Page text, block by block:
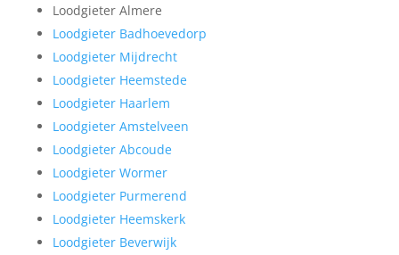
Loodgieter Almere
Loodgieter Badhoevedorp
Loodgieter Mijdrecht
Loodgieter Heemstede
Loodgieter Haarlem
Loodgieter Amstelveen
Loodgieter Abcoude
Loodgieter Wormer
Loodgieter Purmerend
Loodgieter Heemskerk
Loodgieter Beverwijk